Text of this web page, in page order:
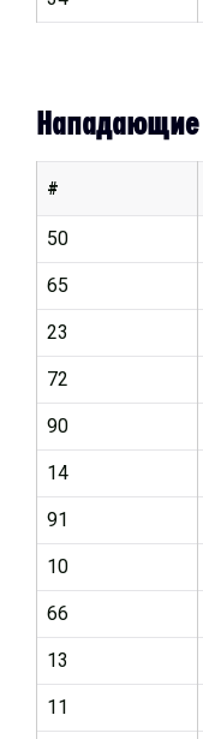
Нападающие
#
50
65
23
72
90
14
91
10
66
13
11